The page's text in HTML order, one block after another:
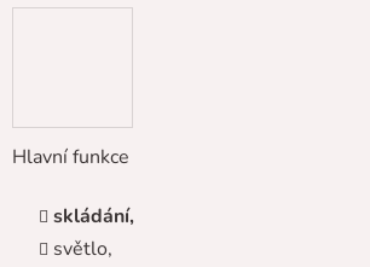
Hlavní funkce
skládání,
světlo,